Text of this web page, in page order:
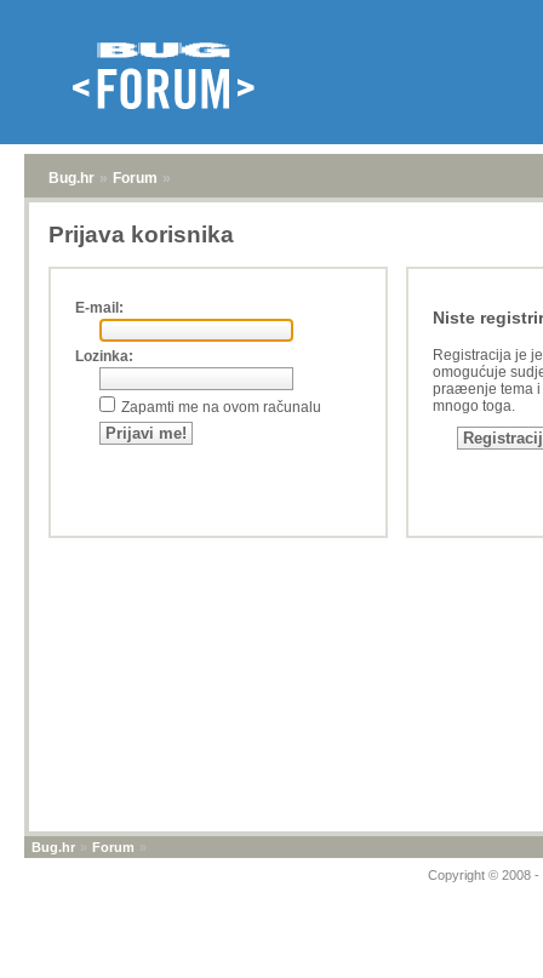
Bug.hr » Forum »
Prijava korisnika
E-mail:
Lozinka:
Zapamti me na ovom računalu
Niste
Registracija je
omogućuje
praæenje tema i
mnogo toga.
Bug.hr » Forum »
Copyright © 2008 -